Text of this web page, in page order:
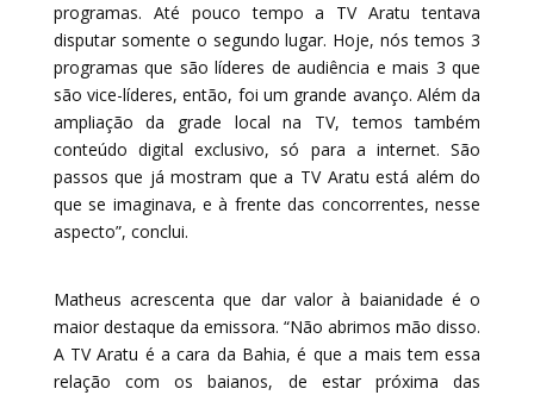
programas. Até pouco tempo a TV Aratu tentava
disputar somente o segundo lugar. Hoje, nós temos 3
programas que são líderes de audiência e mais 3 que
são vice-líderes, então, foi um grande avanço. Além da
ampliação da grade local na TV, temos também
conteúdo digital exclusivo, só para a internet. São
passos que já mostram que a TV Aratu está além do
que se imaginava, e à frente das concorrentes, nesse
aspecto”, conclui.
Matheus acrescenta que dar valor à baianidade é o
maior destaque da emissora. “Não abrimos mão disso.
A TV Aratu é a cara da Bahia, é que a mais tem essa
relação com os baianos, de estar próxima das